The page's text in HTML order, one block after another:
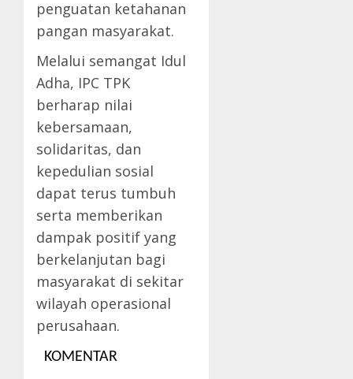
penguatan ketahanan
pangan masyarakat.
Melalui semangat Idul
Adha, IPC TPK
berharap nilai
kebersamaan,
solidaritas, dan
kepedulian sosial
dapat terus tumbuh
serta memberikan
dampak positif yang
berkelanjutan bagi
masyarakat di sekitar
wilayah operasional
perusahaan.
KOMENTAR